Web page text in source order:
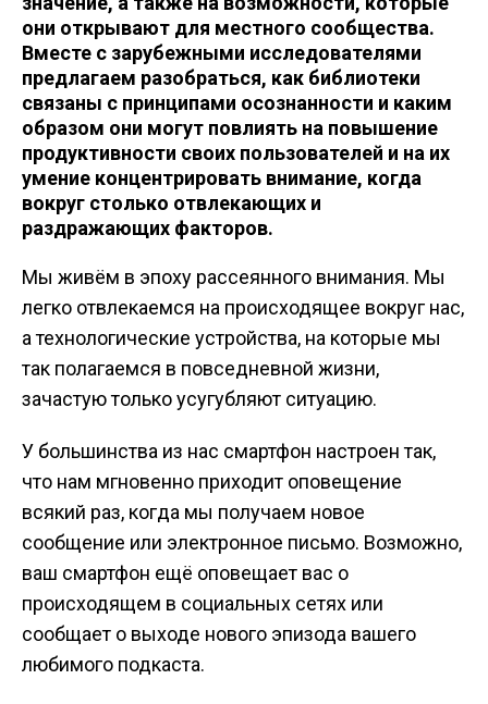
они открывают для местного сообщества.
Вместе с зарубежными исследователями
предлагаем разобраться, как библиотеки
связаны с принципами осознанности и каким
образом они могут повлиять на повышение
продуктивности своих пользователей и на их
умение концентрировать внимание, когда
вокруг столько отвлекающих и
раздражающих факторов.
Мы живём в эпоху рассеянного внимания. Мы
легко отвлекаемся на происходящее вокруг нас,
а технологические устройства, на которые мы
так полагаемся в повседневной жизни,
зачастую только усугубляют ситуацию.
У большинства из нас смартфон настроен так,
что нам мгновенно приходит оповещение
всякий раз, когда мы получаем новое
сообщение или электронное письмо. Возможно,
ваш смартфон ещё оповещает вас о
происходящем в социальных сетях или
сообщает о выходе нового эпизода вашего
любимого подкаста.